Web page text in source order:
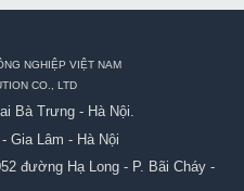
NGHIỆP VIỆT NAM
CO., LTD
Bà Trưng - Hà Nội.
Gia Lâm - Hà Nội
đường Hạ Long - P. Bãi Cháy -